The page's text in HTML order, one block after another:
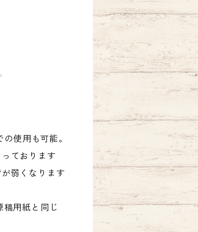
使用も可能。
ております
弱くなります
用紙と同じ